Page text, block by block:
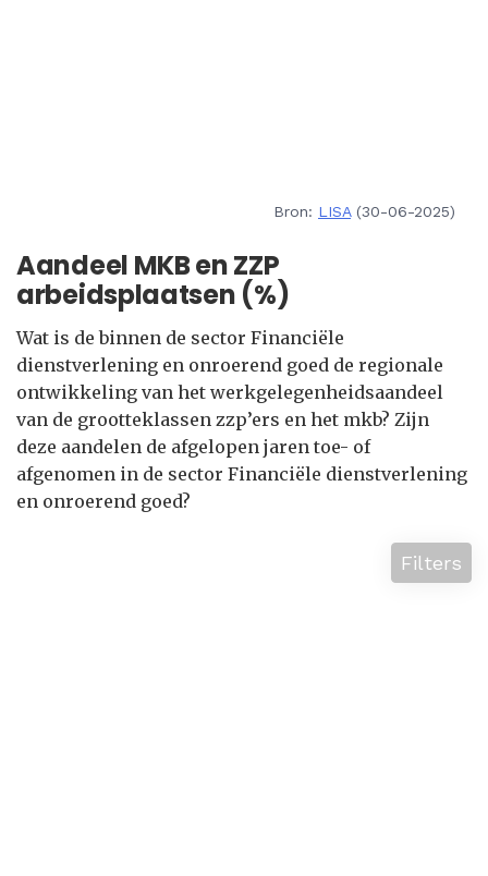
Bron: LISA(30-06-2025)
Aandeel MKB en ZZP
arbeidsplaatsen (%)
Wat is de binnen de sector Financiële
dienstverlening en onroerend goed de regionale
ontwikkeling van het werkgelegenheidsaandeel
van de grootteklassen zzp’ers en het mkb? Zijn
deze aandelen de afgelopen jaren toe- of
afgenomen in de sector Financiële dienstverlening
en onroerend goed?
Filters